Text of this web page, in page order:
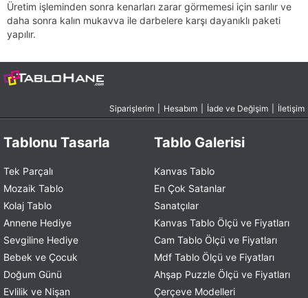
Üretim işleminden sonra kenarları zarar görmemesi için sarılır ve
daha sonra kalın mukavva ile darbelere karşı dayanıklı paketi
yapılır.
Siparişlerim Hesabım İade ve Değişim İletişim
Tablonu Tasarla
Tek Parçalı
Mozaik Tablo
Kolaj Tablo
Annene Hediye
Sevgiline Hediye
Bebek ve Çocuk
Doğum Günü
Evlilik ve Nişan
Tablo Galerisi
Kanvas Tablo
En Çok Satanlar
Sanatçılar
Kanvas Tablo Ölçü ve Fiyatları
Cam Tablo Ölçü ve Fiyatları
Mdf Tablo Ölçü ve Fiyatları
Ahşap Puzzle Ölçü ve Fiyatları
Çerçeve Modelleri